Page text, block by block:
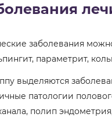
заболевания
параметрит,
выделяются
патологии
полип